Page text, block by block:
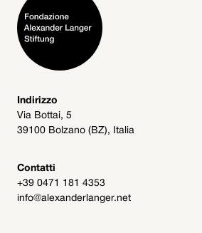
Indirizzo
Via Bottai, 5
39100 Bolzano (BZ), Italia
Contatti
+39 0471 181 4353
info@alexanderlanger.net